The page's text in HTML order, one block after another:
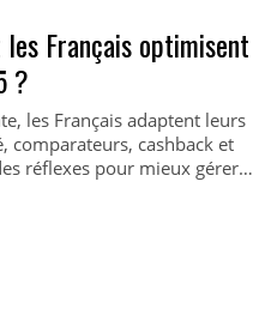
Français optimisent
?
les Français adaptent leurs
comparateurs, cashback et
réflexes pour mieux gérer…